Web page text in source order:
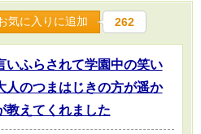
気に入りに追加 262
いふらされて学園中の笑い
人のつまはじきの方が遥か
教えてくれました